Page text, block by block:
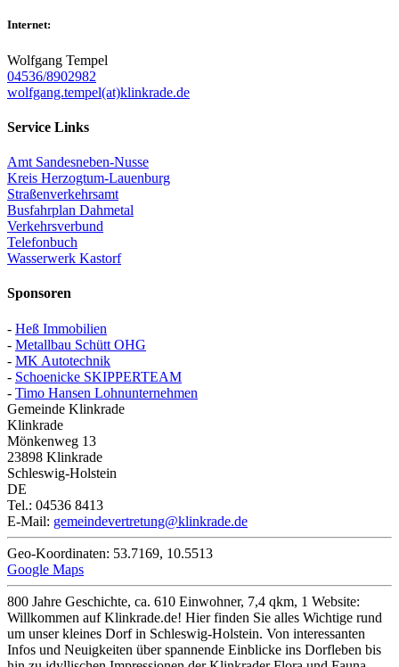
Internet:
Wolfgang Tempel
04536/8902982
wolfgang.tempel(at)klinkrade.de
Service Links
Amt Sandesneben-Nusse
Kreis Herzogtum-Lauenburg
Straßenverkehrsamt
Busfahrplan Dahmetal
Verkehrsverbund
Telefonbuch
Wasserwerk Kastorf
Sponsoren
- Heß Immobilien
- Metallbau Schütt OHG
- MK Autotechnik
- Schoenicke SKIPPERTEAM
- Timo Hansen Lohnunternehmen
Gemeinde Klinkrade
Klinkrade
Mönkenweg 13
23898 Klinkrade
Schleswig-Holstein
DE
Tel.: 04536 8413
E-Mail: gemeindevertretung@klinkrade.de
Geo-Koordinaten: 53.7169, 10.5513
Google Maps
800 Jahre Geschichte, ca. 610 Einwohner, 7,4 qkm, 1 Website:
Willkommen auf Klinkrade.de! Hier finden Sie alles Wichtige rund
um unser kleines Dorf in Schleswig-Holstein. Von interessanten
Infos und Neuigkeiten über spannende Einblicke ins Dorfleben bis